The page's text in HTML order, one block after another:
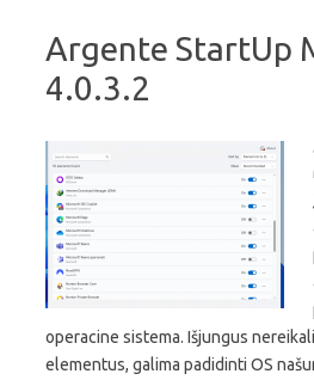
Argente StartUp
4.0.3.2
operacine sistema. Išjungus
elementus, galima padidinti OS